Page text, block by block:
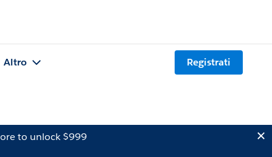
Altro Registrati
to unlock $999